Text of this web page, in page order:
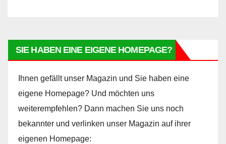
SIE HABEN EINE EIGENE HOMEPAGE?
Ihnen gefällt unser Magazin und Sie haben eine
eigene Homepage? Und möchten uns
weiterempfehlen? Dann machen Sie uns noch
bekannter und verlinken unser Magazin auf ihrer
eigenen Homepage: